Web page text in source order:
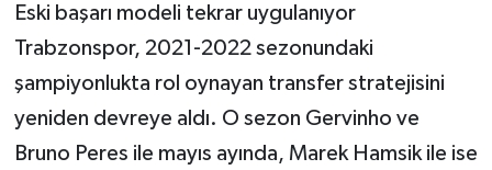
Eski başarı modeli tekrar uygulanıyor
Trabzonspor, 2021-2022 sezonundaki
şampiyonlukta rol oynayan transfer stratejisini
yeniden devreye aldı. O sezon Gervinho ve
Bruno Peres ile mayıs ayında, Marek Hamsik ile ise